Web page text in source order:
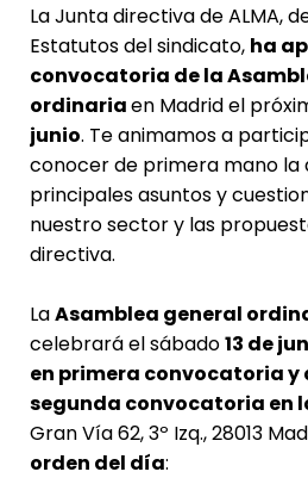
La Junta directiva de ALMA,
Estatutos del sindicato, ha
convocatoria de la
ordinariaen Madrid el
junio. Te animamos a
conocer de primera mano la
principales asuntos y
nuestro sector y las
directiva.
LaAsamblea general
celebrará el sábado13 de
en primera convocatoria y
segunda convocatoria en
Gran Vía 62, 3º Izq., 28013
orden del día: